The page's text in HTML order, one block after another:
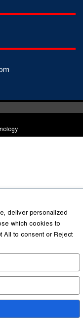
২০২৬
ইয়াবাসহ নারী মাদক
উন্নয়ন প্রকল্প:
নাকি তদারকির অভাব
যুব শক্তির নতুন কমিটি,
deliver personalized
which cookies to
All to consent orReject